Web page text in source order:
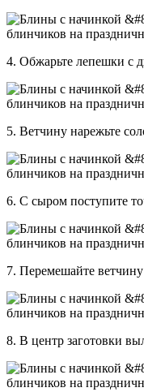
4. Обжарьте лепешки с
5. Ветчину нарежьте
6. С сыром поступите
7. Перемешайте
8. В центр заготовки